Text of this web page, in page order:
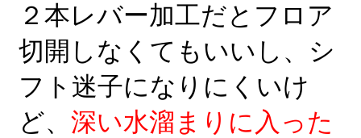
２本レバー加工だとフロア
切開しなくてもいいし、シ
フト迷子になりにくいけ
ど、 深い水溜まりに入った